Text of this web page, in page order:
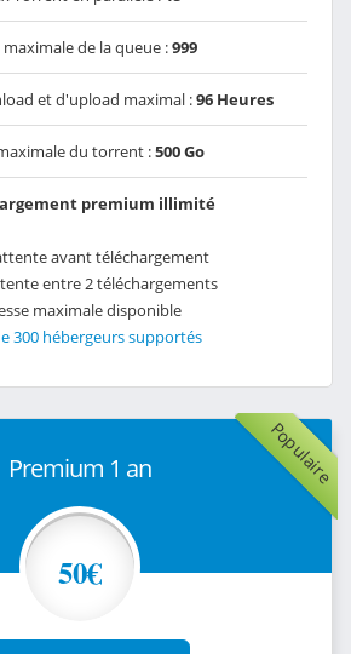
maximale de la queue :999
et d'upload maximal :96 Heures
du torrent :500 Go
premium illimité
avant téléchargement
entre 2 téléchargements
maximale disponible
300 hébergeurs supportés
Populaire
Premium 1 an
50€